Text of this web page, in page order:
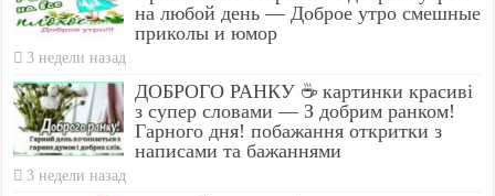
на любой день — Доброе утро смешные
приколы и юмор
3 недели назад
ДОБРОГО РАНКУ ☕ картинки красиві
з супер словами — З добрим ранком!
Гарного дня! побажання откритки з
написами та бажаннями
3 недели назад